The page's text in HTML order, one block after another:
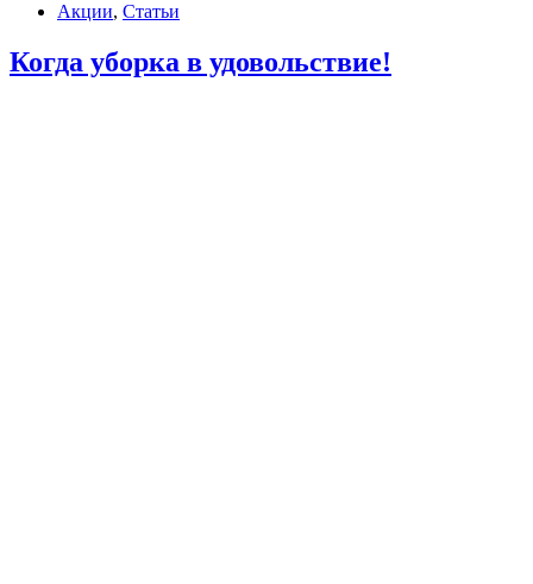
Акции, Статьи
Когда уборка в удовольствие!